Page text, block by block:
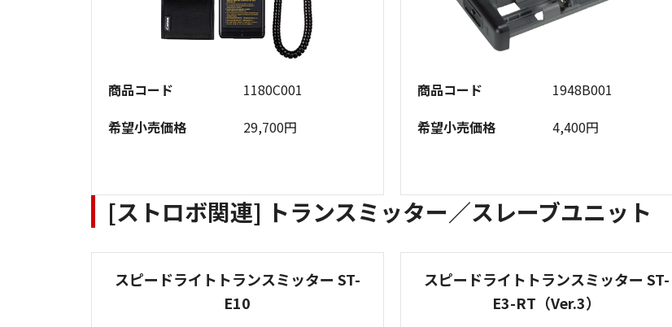
商品コード
1180C001
希望小売価格
29,700円
商品コード
1948B001
希望小売価格
4,400円
[ストロボ関連] トランスミッター／スレーブユニット
スピードライトトランスミッター ST-
E10
スピードライトトランスミッター ST-
E3-RT（Ver.3）